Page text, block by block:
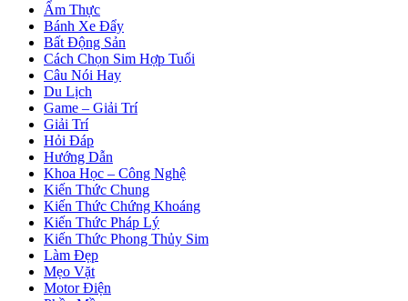
Ẩm Thực
Bánh Xe Đẩy
Bất Động Sản
Cách Chọn Sim Hợp Tuổi
Câu Nói Hay
Du Lịch
Game – Giải Trí
Giải Trí
Hỏi Đáp
Hướng Dẫn
Khoa Học – Công Nghệ
Kiến Thức Chung
Kiến Thức Chứng Khoáng
Kiến Thức Pháp Lý
Kiến Thức Phong Thủy Sim
Làm Đẹp
Mẹo Vặt
Motor Điện